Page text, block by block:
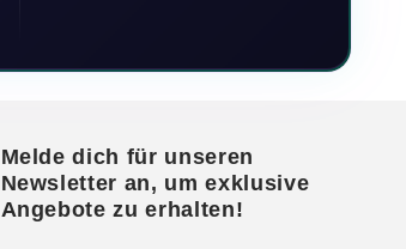
Melde dich für unseren
Newsletter an, um exklusive
Angebote zu erhalten!